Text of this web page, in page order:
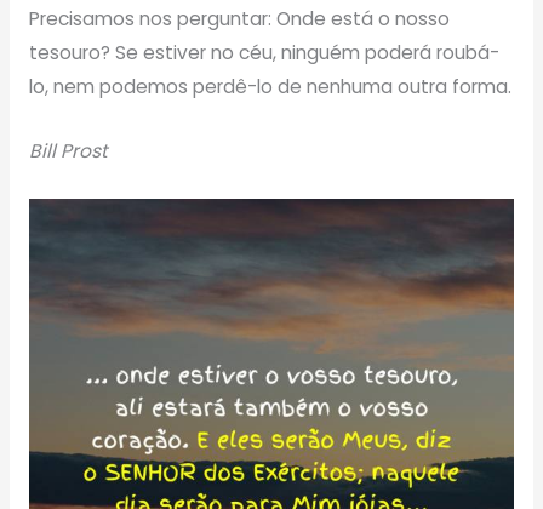
Precisamos nos perguntar: Onde está o nosso
tesouro? Se estiver no céu, ninguém poderá roubá-
lo, nem podemos perdê-lo de nenhuma outra forma.
Bill Prost